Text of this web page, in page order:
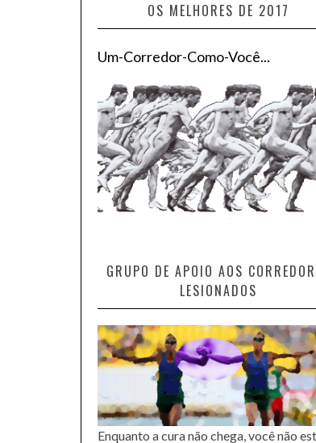
OS MELHORES DE 2017
Um-Corredor-Como-Você...
GRUPO DE APOIO AOS
LESIONADOS
Enquanto a cura não chega, você não